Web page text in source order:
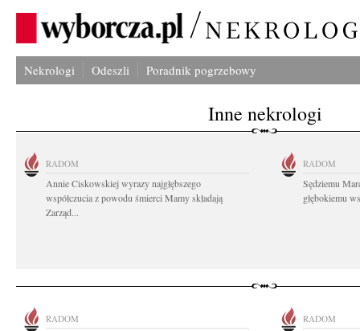
Nekrologi Odeszli Poradnik pogrzebowy
Inne nekrologi
RADOM
Annie Ciskowskiej wyrazy najgłębszego
współczucia z powodu śmierci Mamy składają
Zarząd...
RADOM
Sędziemu
głębokiemu
RADOM RADOM